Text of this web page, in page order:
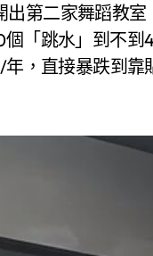
出第二家舞蹈教室
「跳水」到不到
年，直接暴跌到靠